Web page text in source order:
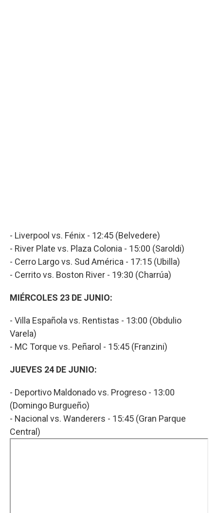
- Liverpool vs. Fénix - 12:45 (Belvedere)
- River Plate vs. Plaza Colonia - 15:00 (Saroldi)
- Cerro Largo vs. Sud América - 17:15 (Ubilla)
- Cerrito vs. Boston River - 19:30 (Charrúa)
MIÉRCOLES 23 DE JUNIO:
- Villa Española vs. Rentistas - 13:00 (Obdulio
Varela)
- MC Torque vs. Peñarol - 15:45 (Franzini)
JUEVES 24 DE JUNIO:
- Deportivo Maldonado vs. Progreso - 13:00
(Domingo Burgueño)
- Nacional vs. Wanderers - 15:45 (Gran Parque
Central)